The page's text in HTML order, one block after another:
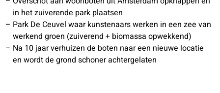
in het zuiverende park plaatsen
Park De Ceuvel waar kunstenaars werken in een zee van
werkend groen (zuiverend + biomassa opwekkend)
Na 10 jaar verhuizen de boten naar een nieuwe locatie
en wordt de grond schoner achtergelaten